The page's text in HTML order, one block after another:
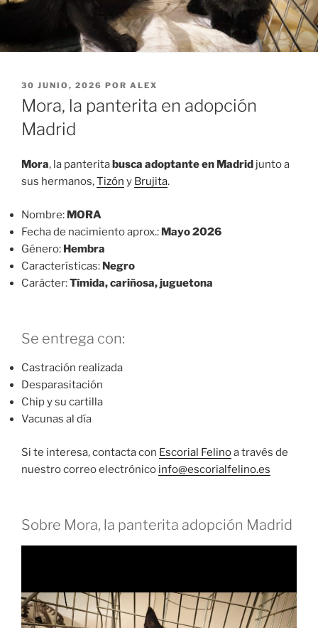
PUBLICADO
EL
30 JUNIO, 2026 POR ALEX
Mora, la panterita en adopción
Madrid
Mora, la panteritabusca adoptante en Madrid junto a
sus hermanos,Tizón y Brujita.
Nombre: MORA
Fecha de nacimiento aprox.: Mayo 2026
Género: Hembra
Características: Negro
Carácter:Tímida, cariñosa, juguetona
Se entrega con:
Castración realizada
Desparasitación
Chip y su cartilla
Vacunas al día
Si te interesa, contacta con Escorial Felinoa través de
nuestro correo electrónico info@escorialfelino.es
Sobre Mora, la panterita adopción Madrid